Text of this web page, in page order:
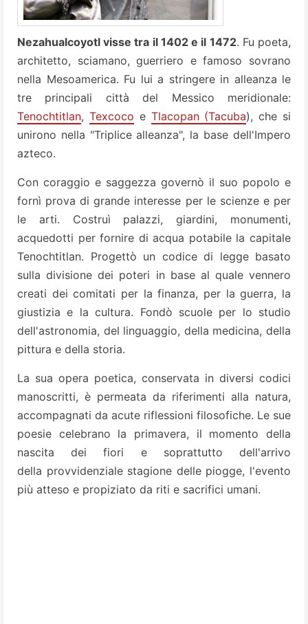
Nezahualcoyotl visse tra il 1402 e il 1472. Fu poeta,
architetto, sciamano, guerriero e famoso sovrano
nella Mesoamerica. Fu lui a stringere in alleanza le
tre principali città del Messico meridionale:
Tenochtitlan, Texcoco e Tlacopan (Tacuba), che si
unirono nella "Triplice alleanza", la base dell'Impero
azteco.
Con coraggio e saggezza governò il suo popolo e
fornì prova di grande interesse per le scienze e per
le arti. Costruì palazzi, giardini, monumenti,
acquedotti per fornire di acqua potabile la capitale
Tenochtitlan. Progettò un codice di legge basato
sulla divisione dei poteri in base al quale vennero
creati dei comitati per la finanza, per la guerra, la
giustizia e la cultura. Fondò scuole per lo studio
dell'astronomia, del linguaggio, della medicina, della
pittura e della storia.
La sua opera poetica, conservata in diversi codici
manoscritti, è permeata da riferimenti alla natura,
accompagnati da acute riflessioni filosofiche. Le sue
poesie celebrano la primavera, il momento della
nascita dei fiori e soprattutto dell'arrivo
della provvidenziale stagione delle piogge, l'evento
più atteso e propiziato da riti e sacrifici umani.